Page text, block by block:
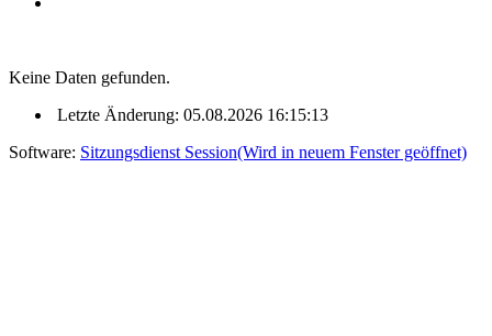
Keine Daten gefunden.
Letzte Änderung: 05.08.2026 16:15:13
Software: Sitzungsdienst Session(Wird in neuem Fenster geöffnet)